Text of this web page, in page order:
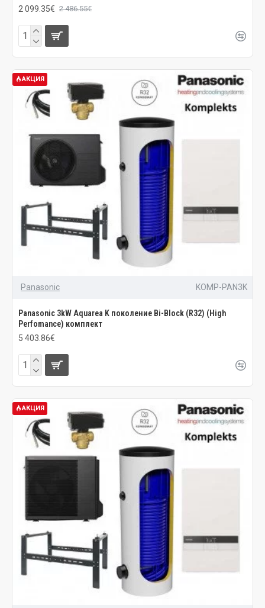
2 099.35€ 2 486.55€
АКЦИЯ
Panasonic KOMP-PAN3K
Panasonic 3kW Aquarea K поколение Bi-Block (R32) (High
Perfomance) комплект
5 403.86€
АКЦИЯ